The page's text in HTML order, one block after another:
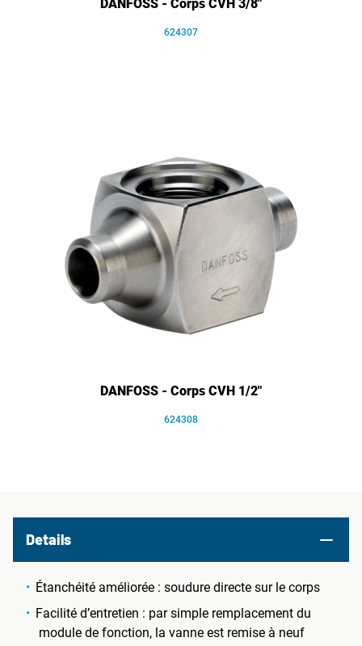
DANFOSS - Corps CVH 3/8"
624307
DANFOSS - Corps CVH 1/2"
624308
Details
Étanchéité améliorée : soudure directe sur le corps
Facilité d’entretien : par simple remplacement du
module de fonction, la vanne est remise à neuf